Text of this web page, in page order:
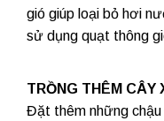
gió giúp loại bỏ hơi
sử dụng quạt thông
TRỒNG THÊM CÂY
Đặt thêm những chậu